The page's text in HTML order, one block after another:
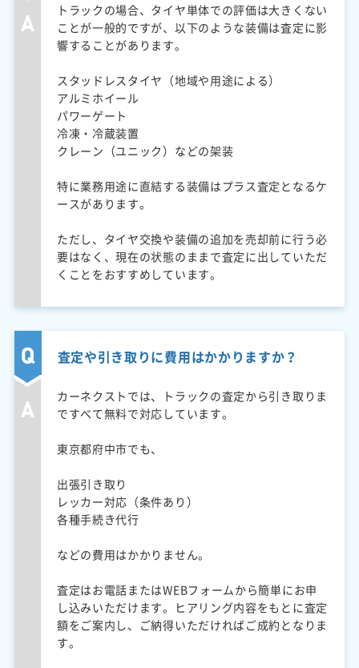
トラックの場合、タイヤ単体での評価は大きくない
ことが一般的ですが、以下のような装備は査定に影
響することがあります。
スタッドレスタイヤ（地域や用途による）
アルミホイール
パワーゲート
冷凍・冷蔵装置
クレーン（ユニック）などの架装
特に業務用途に直結する装備はプラス査定となるケ
ースがあります。
ただし、タイヤ交換や装備の追加を売却前に行う必
要はなく、現在の状態のままで査定に出していただ
くことをおすすめしています。
査定や引き取りに費用はかかりますか？
カーネクストでは、トラックの査定から引き取りま
ですべて無料で対応しています。
東京都府中市でも、
出張引き取り
レッカー対応（条件あり）
各種手続き代行
などの費用はかかりません。
査定はお電話またはWEBフォームから簡単にお申
し込みいただけます。ヒアリング内容をもとに査定
額をご案内し、ご納得いただければご成約となりま
す。